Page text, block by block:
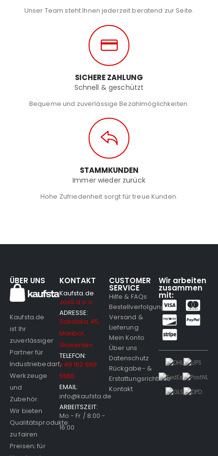
Unser Team steht Ihnen jederzeit beratend zur Seite.
SICHERE ZAHLUNG
Schnell & geschützt
Bequeme und zuverlässige Bezahlmöglichkeiten.
STAMMKUNDEN
Immer wieder zurück
Hohe Zufriedenheit sorgt für treue Kunden.
ÜBER UNS
Kaufsta.de
ist Ihr
zuverlässiger
Partner für
Industriebedarf,
Werkzeuge
und
Zubehör.
Wir bieten
Qualitätsprodukte
zu fairen
Preisen; für
KONTAKT
Kaufsta.de
JosS d.o.o.
ADRESSE:
Sokolska 45,
Maribor,
Slowenien
TELEFON:
+49 162 669
5555
EMAIL:
info@kaufsta.de
ARBEITSZEIT:
Mo - Fr / 8:00 -
16:00
CUSTOMER
SERVICE
Hilfe & FAQs
Bestellverfolgung
Versand &
Lieferung
Mein Konto
Über uns
Datenschutz
Rückgabe- &
Erstattungsrichtlinie
Kontakt
Wir arbeiten
zusammen
mit: